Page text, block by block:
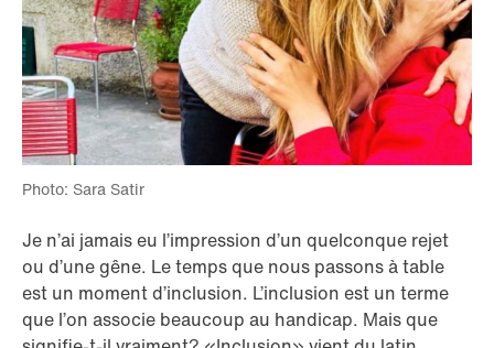
Photo: Sara Satir
Je n’ai jamais eu l’impression d’un quelconque rejet
ou d’une gêne. Le temps que nous passons à table
est un moment d’inclusion. L’inclusion est un terme
que l’on associe beaucoup au handicap. Mais que